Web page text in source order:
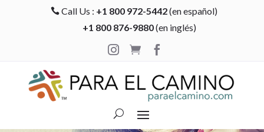
 Call Us : +1 800 972-5442(en español)
+1 800 876-9880(en inglés)

 